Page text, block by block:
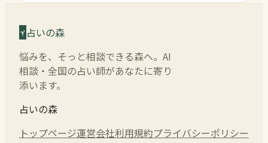
占いの森
悩みを、そっと相談できる森へ。AI
相談・全国の占い師があなたに寄り
添います。
占いの森
トップページ運営会社利用規約プライバシーポリシー